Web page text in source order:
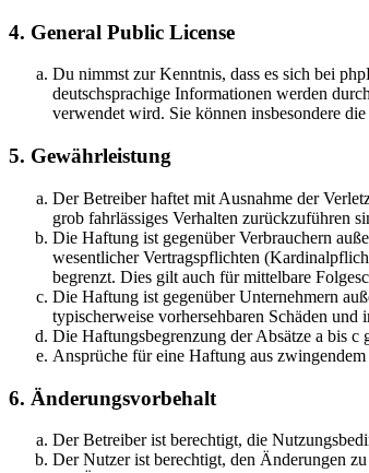
4. General Public License
Du nimmst zur Kenntnis, dass es sich bei
deutschsprachige Informationen werden
verwendet wird. Sie können insbesondere
5. Gewährleistung
Der Betreiber haftet mit Ausnahme der
grob fahrlässiges Verhalten zurückzuführen
Die Haftung ist gegenüber Verbrauchern
wesentlicher Vertragspflichten
begrenzt. Dies gilt auch für mittelbare
Die Haftung ist gegenüber Unternehmern
typischerweise vorhersehbaren Schäden
Die Haftungsbegrenzung der Absätze a bis
Ansprüche für eine Haftung aus
6. Änderungsvorbehalt
Der Betreiber ist berechtigt, die
Der Nutzer ist berechtigt, den Änderungen